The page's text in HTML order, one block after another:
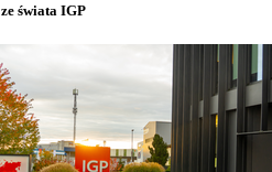
świata IGP